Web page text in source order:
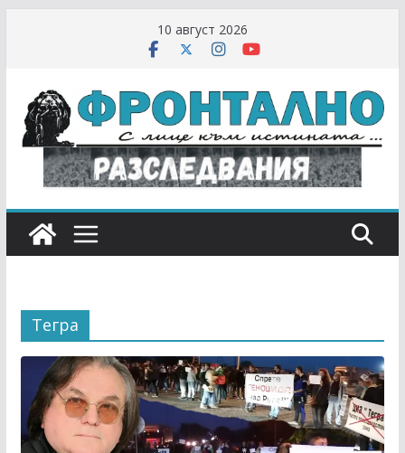
10 август 2026
Тегра